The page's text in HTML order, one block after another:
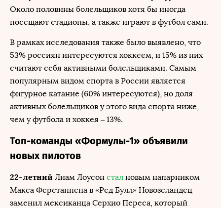
Около половины болельщиков хотя бы иногда
посещают стадионы, а также играют в футбол сами.
В рамках исследования также было выявлено, что
53% россиян интересуются хоккеем, и 15% из них
считают себя активными болельщиками. Самым
популярным видом спорта в России является
фигурное катание (60% интересуются), но доля
активных болельщиков у этого вида спорта ниже,
чем у футбола и хоккея – 13%.
Топ-команды «Формулы-1» объявили
новых пилотов
22-летний Лиам Лоусон стал новым напарником
Макса Ферстаппена в «Ред Булл» Новозеландец
заменил мексиканца Серхио Переса, который